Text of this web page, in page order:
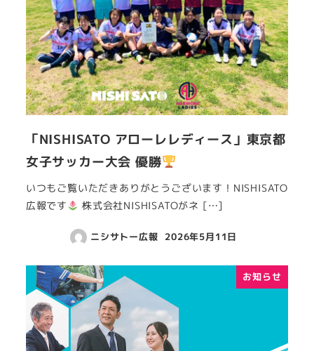
「NISHISATO アローレレディース」東京都
女子サッカー大会 優勝
いつもご覧いただきありがとうございます！NISHISATO
広報です
株式会社NISHISATOがネ […]
ニシサトー広報 2026年5月11日
お知らせ